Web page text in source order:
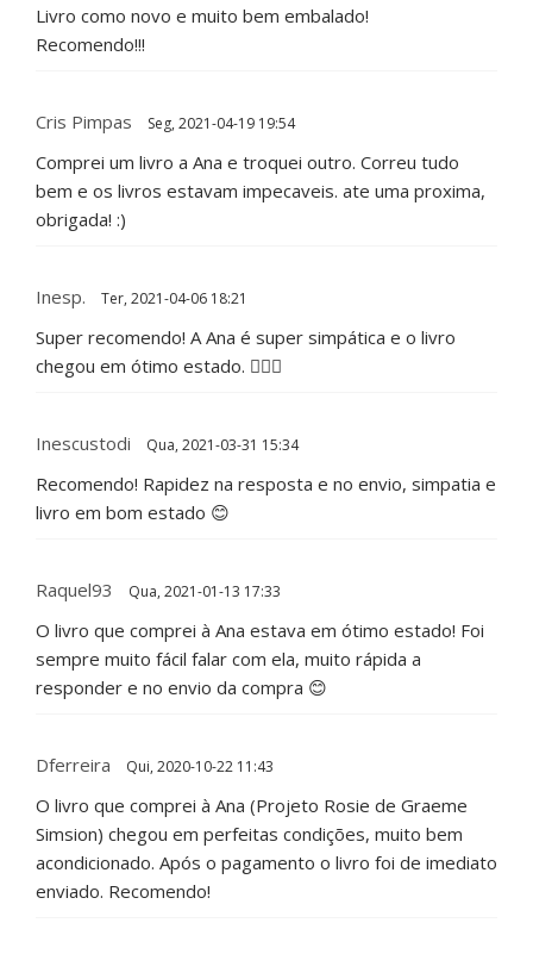
Livro como novo e muito bem embalado!
Recomendo!!!
Cris Pimpas Seg, 2021-04-19 19:54
Comprei um livro a Ana e troquei outro. Correu tudo
bem e os livros estavam impecaveis. ate uma proxima,
obrigada! :)
Inesp. Ter, 2021-04-06 18:21
Super recomendo! A Ana é super simpática e o livro
chegou em ótimo estado. 👍🏻😄
Inescustodi Qua, 2021-03-31 15:34
Recomendo! Rapidez na resposta e no envio, simpatia e
livro em bom estado 😊
Raquel93 Qua, 2021-01-13 17:33
O livro que comprei à Ana estava em ótimo estado! Foi
sempre muito fácil falar com ela, muito rápida a
responder e no envio da compra 😊
Dferreira Qui, 2020-10-22 11:43
O livro que comprei à Ana (Projeto Rosie de Graeme
Simsion) chegou em perfeitas condições, muito bem
acondicionado. Após o pagamento o livro foi de imediato
enviado. Recomendo!